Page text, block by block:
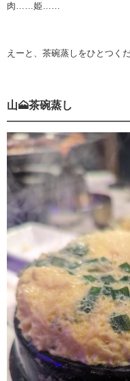
肉……姫……
えーと、茶碗蒸しをひとつくだ
山🗻茶碗蒸し